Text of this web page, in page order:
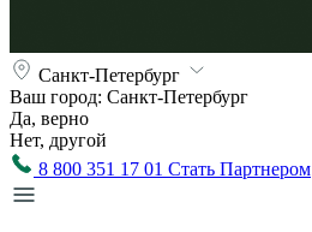
Санкт-Петербург
Ваш город: Санкт-Петербург
Да, верно
Нет, другой
8 800 351 17 01 Стать Партнером